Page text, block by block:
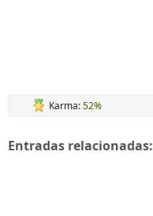
Karma:52%
Entradas relacionadas: